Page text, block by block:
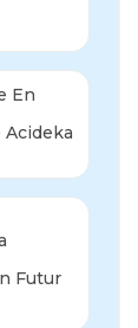
En
Futur